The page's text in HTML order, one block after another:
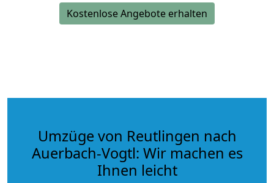
Kostenlose Angebote erhalten
Umzüge von Reutlingen nach
Auerbach-Vogtl: Wir machen es
Ihnen leicht